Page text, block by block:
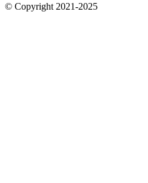
© Copyright 2021-2025